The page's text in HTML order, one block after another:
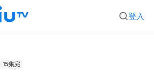
登入
15集完